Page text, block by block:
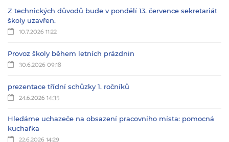
Z technických důvodů bude v pondělí 13. července sekretariát
školy uzavřen.
10.7.2026 11:22
Provoz školy během letních prázdnin
30.6.2026 09:18
prezentace třídní schůzky 1. ročníků
24.6.2026 14:35
Hledáme uchazeče na obsazení pracovního místa: pomocná
kuchařka
22.6.2026 14:29